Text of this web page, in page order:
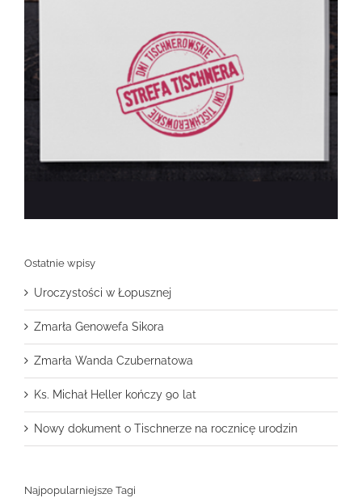
Ostatnie wpisy
Uroczystości w Łopusznej
Zmarła Genowefa Sikora
Zmarła Wanda Czubernatowa
Ks. Michał Heller kończy 90 lat
Nowy dokument o Tischnerze na rocznicę urodzin
Najpopularniejsze Tagi